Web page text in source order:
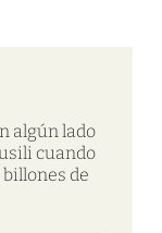
algún lado
cuando
de